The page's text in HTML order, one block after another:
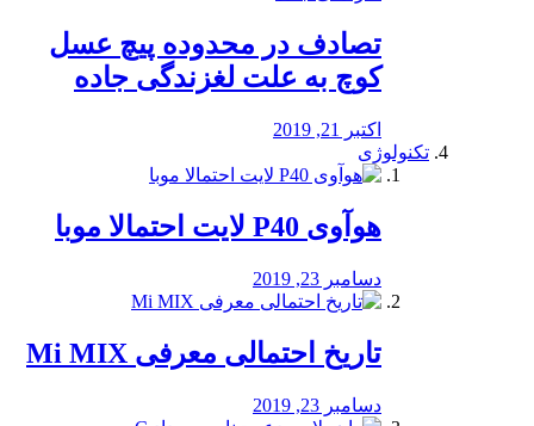
تصادف در محدوده پیچ عسل
کوچ به علت لغزندگی جاده
اکتبر 21, 2019
تکنولوژی
هوآوی P40 لایت احتمالا موبا
دسامبر 23, 2019
تاریخ احتمالی معرفی Mi MIX
دسامبر 23, 2019